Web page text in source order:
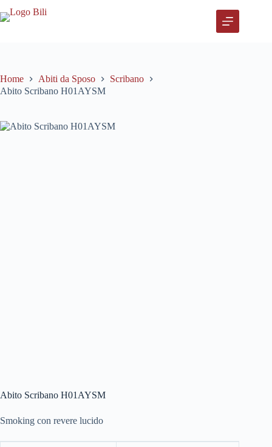
al
Home Abiti da Sposo
Scribano
Abito Scribano H01AYSM
Abito Scribano H01AYSM
Smoking con revere lucido